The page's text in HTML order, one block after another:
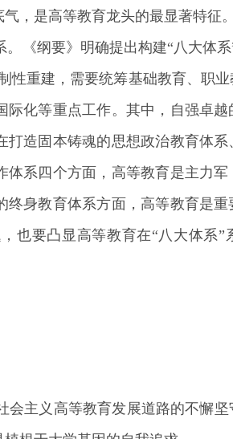
，是高等教育龙头的最显著特征。
《纲要》明确提出构建“八大体
性重建，需要统筹基础教育、职
化等重点工作。其中，自强卓
造固本铸魂的思想政治教育体
系四个方面，高等教育是主力
身教育体系方面，高等教育是重
也要凸显高等教育在“八大体系”
主义高等教育发展道路的不懈